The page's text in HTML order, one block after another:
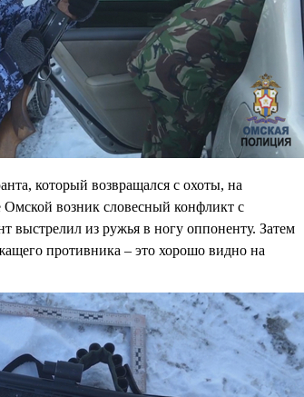
который возвращался с охоты, на
Омской возник словесный конфликт с
из ружья в ногу оппоненту. Затем
противника – это хорошо видно на